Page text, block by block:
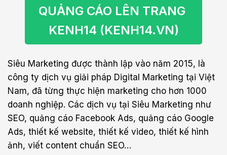
QUẢNG CÁO LÊN TRANG
KENH14 (KENH14.VN)
Siêu Marketing được thành lập vào năm 2015, là
công ty dịch vụ giải pháp Digital Marketing tại Việt
Nam, đã từng thực hiện marketing cho hơn 1000
doanh nghiệp. Các dịch vụ tại Siêu Marketing như
SEO, quảng cáo Facebook Ads, quảng cáo Google
Ads, thiết kế website, thiết kế video, thiết kế hình
ảnh, viết content chuẩn SEO…